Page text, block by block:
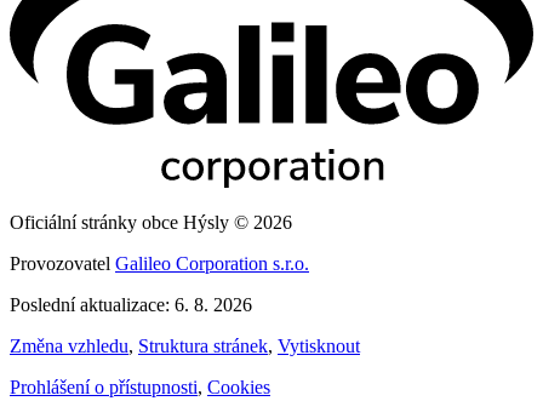
Oficiální stránky obce Hýsly © 2026
Provozovatel Galileo Corporation s.r.o.
Poslední aktualizace: 6. 8. 2026
Změna vzhledu, Struktura stránek, Vytisknout
Prohlášení o přístupnosti, Cookies